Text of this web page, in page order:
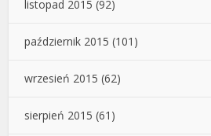
listopad 2015 (92)
październik 2015 (101)
wrzesień 2015 (62)
sierpień 2015 (61)